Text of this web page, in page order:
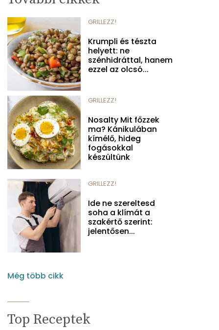
GRILLEZZ!
Krumpli és tészta
helyett: ne
szénhidráttal, hanem
ezzel az olcsó...
GRILLEZZ!
Nosalty Mit főzzek
ma? Kánikulában
kímélő, hideg
fogásokkal
készültünk
GRILLEZZ!
Ide ne szereltesd
soha a klímát a
szakértő szerint:
jelentősen...
Még több cikk
Top Receptek